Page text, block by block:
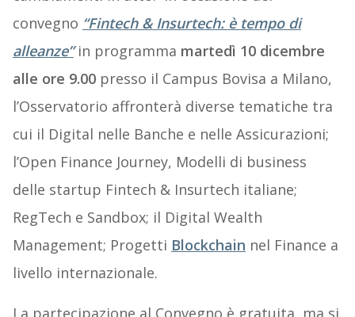
convegno “Fintech & Insurtech: è tempo di
alleanze”in programma martedì 10 dicembre
alle ore 9.00presso il Campus Bovisa a Milano,
l’Osservatorio affronterà diverse tematiche tra
cui il Digital nelle Banche e nelle Assicurazioni;
l’Open Finance Journey, Modelli di business
delle startup Fintech & Insurtech italiane;
RegTech e Sandbox; il Digital Wealth
Management; Progetti Blockchain nel Finance a
livello internazionale.